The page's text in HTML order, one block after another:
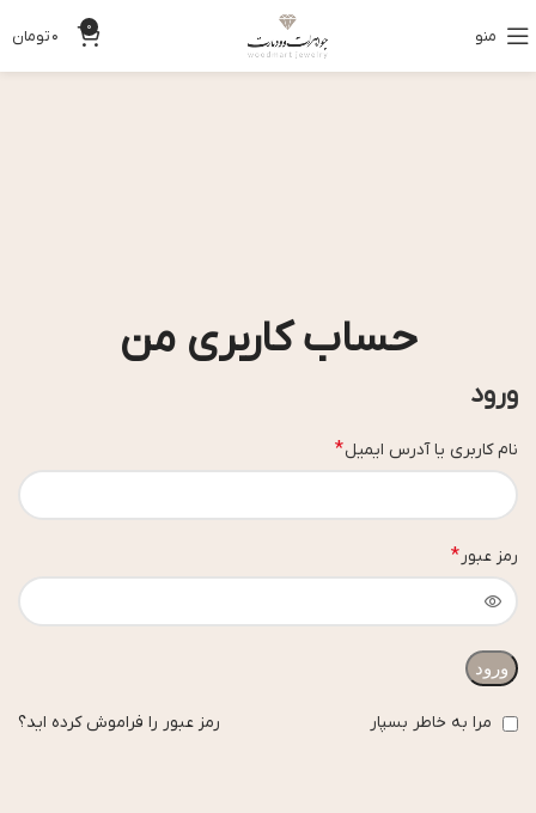
منو 0
0تومان
حساب کاربری من
ورود
نام کاربری یا آدرس ایمیل*
رمز عبور*
ورود
رمز عبور را فراموش کرده اید؟ مرا به خاطر بسپار